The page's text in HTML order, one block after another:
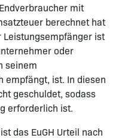
mit
berechnet hat
Leistungsempfänger ist
oder
seinem
empfängt, ist. In diesen
geschuldet, sodass
erforderlich ist.
das EuGH Urteil nach